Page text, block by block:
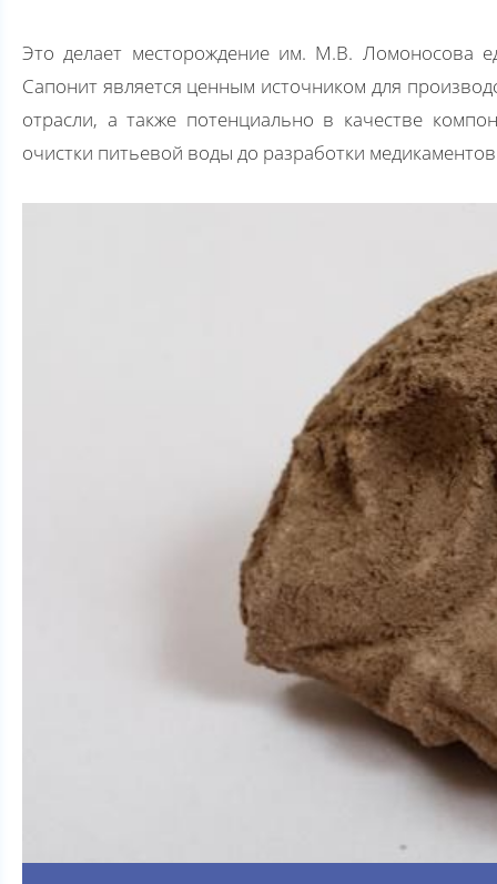
Это делает месторождение им. М.В. Ломоносова
Сапонит является ценным источником для
отрасли, а также потенциально в качестве
очистки питьевой воды до разработки